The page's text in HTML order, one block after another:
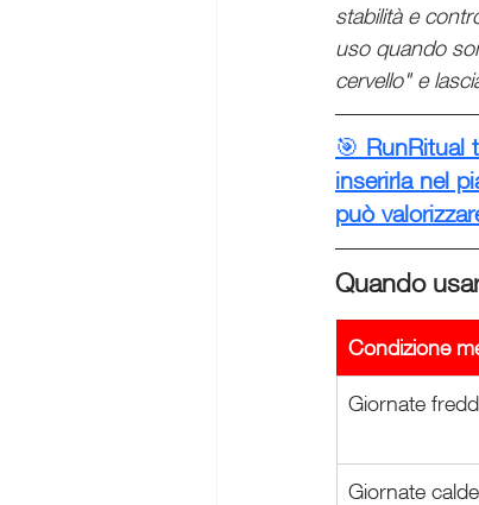
stabilità e
uso quando
cervello" e
🎯 RunRitual
inserirla nel
può
Quando
Condizione
Giornate
Giornate calde